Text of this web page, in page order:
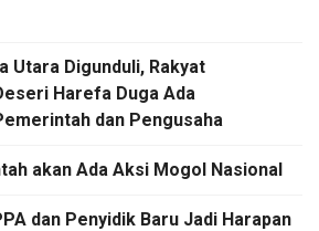
Utara Digunduli, Rakyat
Harefa Duga Ada
dan Pengusaha
akan Ada Aksi Mogol Nasional
dan Penyidik Baru Jadi Harapan